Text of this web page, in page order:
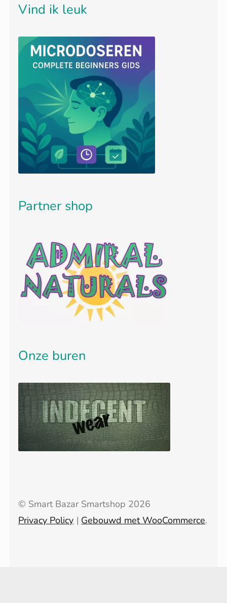
Vind ik leuk
Partner shop
Onze buren
© Smart Bazar Smartshop 2026
Privacy Policy
Gebouwd met WooCommerce.